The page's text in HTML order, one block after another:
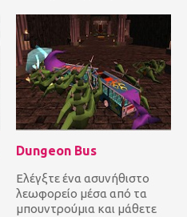
λογιών τα...
Dungeon Bus
Ελέγξτε ένα ασυνήθιστο
λεωφορείο μέσα από τα
μπουντρούμια και μάθετε